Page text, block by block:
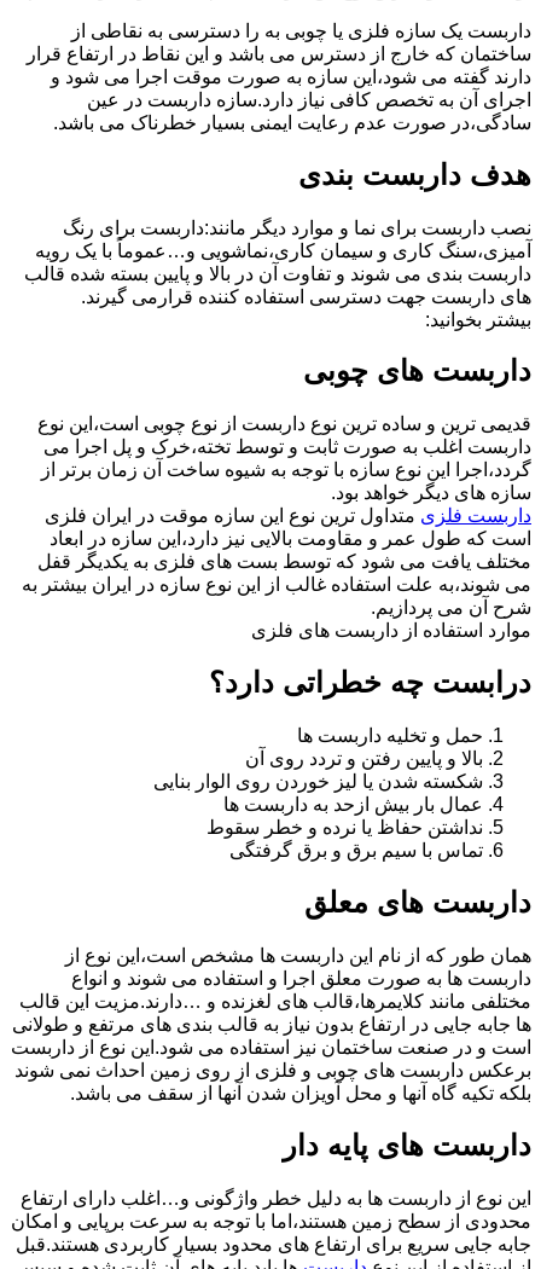
داربست یک سازه فلزی یا چوبی به را دسترسی به نقاطی از
ساختمان که خارج از دسترس می باشد و این نقاط در ارتفاع قرار
دارند گفته می شود،این سازه به صورت موقت اجرا می شود و
اجرای آن به تخصص کافی نیاز دارد.سازه داربست در عین
سادگی،در صورت عدم رعایت ایمنی بسیار خطرناک می باشد.
هدف داربست بندی
نصب داربست برای نما و موارد دیگر مانند:داربست برای رنگ
آمیزی،سنگ کاری و سیمان کاری،نماشویی و…عموماً با یک رویه
داربست بندی می شوند و تفاوت آن در بالا و پایین بسته شده قالب
های داربست جهت دسترسی استفاده کننده قرارمی گیرند.
بیشتر بخوانید:
داربست های چوبی
قدیمی ترین و ساده ترین نوع داربست از نوع چوبی است،این نوع
داربست اغلب به صورت ثابت و توسط تخته،خرک و پل اجرا می
گردد،اجرا این نوع سازه با توجه به شیوه ساخت آن زمان برتر از
سازه های دیگر خواهد بود.
داربست فلزی متداول ترین نوع این سازه موقت در ایران فلزی
است که طول عمر و مقاومت بالایی نیز دارد،این سازه در ابعاد
مختلف یافت می شود که توسط بست های فلزی به یکدیگر قفل
می شوند،به علت استفاده غالب از این نوع سازه در ایران بیشتر به
شرح آن می پردازیم.
موارد استفاده از داربست های فلزی
درابست چه خطراتی دارد؟
حمل و تخلیه داربست ها
بالا و پایین رفتن و تردد روی آن
شکسته شدن یا لیز خوردن روی الوار بنایی
عمال بار بیش ازحد به داربست ها
نداشتن حفاظ یا نرده و خطر سقوط
تماس با سیم برق و برق گرفتگی
داربست های معلق
همان طور که از نام این داربست ها مشخص است،این نوع از
داربست ها به صورت معلق اجرا و استفاده می شوند و انواع
مختلفی مانند کلایمرها،قالب های لغزنده و …دارند.مزیت این قالب
ها جابه جایی در ارتفاع بدون نیاز به قالب بندی های مرتفع و طولانی
است و در صنعت ساختمان نیز استفاده می شود.این نوع از داربست
برعکس داربست های چوبی و فلزی از روی زمین احداث نمی شوند
بلکه تکیه گاه آنها و محل آویزان شدن آنها از سقف می باشد.
داربست های پایه دار
این نوع از داربست ها به دلیل خطر واژگونی و…اغلب دارای ارتفاع
محدودی از سطح زمین هستند،اما با توجه به سرعت برپایی و امکان
جابه جایی سریع برای ارتفاع های محدود بسیار کاربردی هستند.قبل